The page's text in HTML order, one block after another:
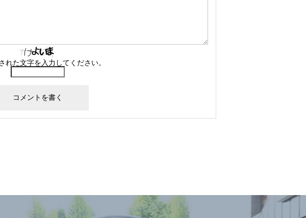
れた文字を入力してください。